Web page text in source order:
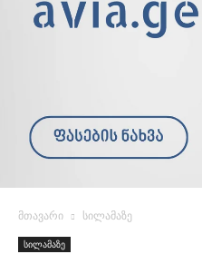
მთავარი სილამაზე
სილამაზე